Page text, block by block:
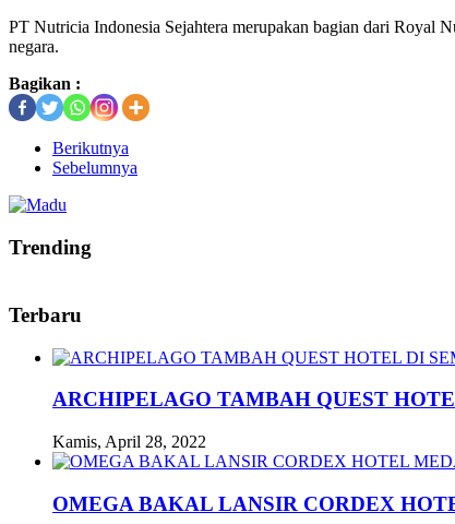
PT Nutricia Indonesia Sejahtera merupakan bagian dari Royal
negara.
Bagikan :
Berikutnya
Sebelumnya
Trending
Terbaru
ARCHIPELAGO TAMBAH QUEST
Kamis, April 28, 2022
OMEGA BAKAL LANSIR CORDEX